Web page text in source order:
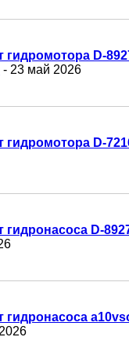
гидромотора D-
- 23 май 2026
гидромотора D-
гидронасоса D-
гидронасоса